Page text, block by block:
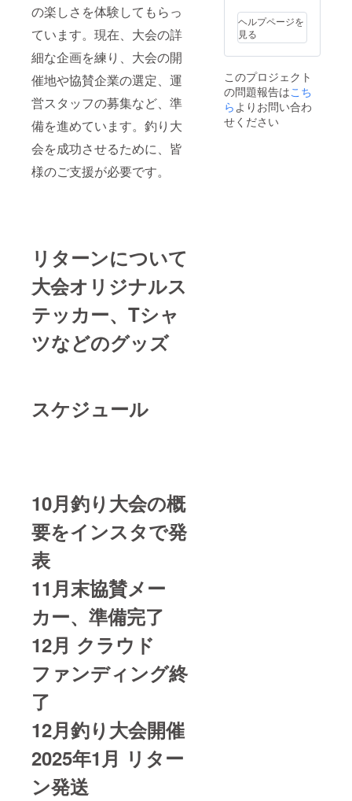
の楽しさを体験してもらっ
ています。現在、大会の詳
細な企画を練り、大会の開
催地や協賛企業の選定、運
営スタッフの募集など、準
備を進めています。釣り大
会を成功させるために、皆
様のご支援が必要です。
リターンについて
大会オリジナルス
テッカー、Tシャ
ツなどのグッズ
スケジュール
10月釣り大会の概
要をインスタで発
表
11月末協賛メー
カー、準備完了
12月 クラウド
ファンディング終
了
12月釣り大会開催
2025年1月 リター
ン発送
ヘルプページを
見る
このプロジェクト
の問題報告はこち
ら よりお問い合わ
せください